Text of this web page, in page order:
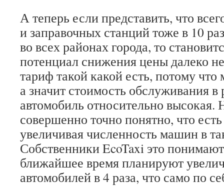
А теперь если представить, что
и заправочных станций тоже в 10
во всех районах города, то
потенциал снижения цены далеко
тариф такой какой есть, потому
а значит стоимость обслуживания в
автомобиль относительно высокая.
совершенно точно понятно, что
увеличивая численность машин в
Собственники EcoTaxi это
ближайшее время планируют
автомобилей в 4 раза, что само по